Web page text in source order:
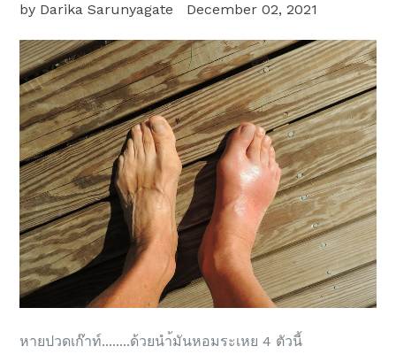
by Darika Sarunyagate December 02, 2021
หายปวดเก๊าท์........ด้วยนำ้มันหอมระเหย 4 ตัวนี้